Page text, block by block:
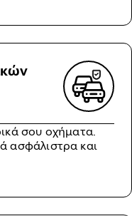
σου οχήματα.
ασφάλιστρα και